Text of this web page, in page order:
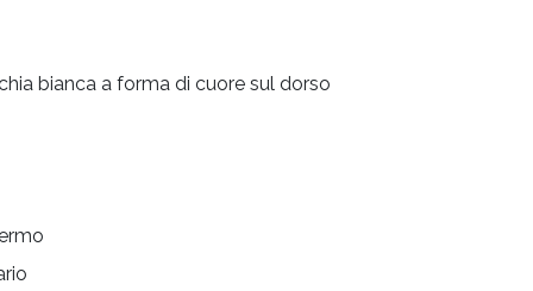
bianca a forma di cuore sul dorso